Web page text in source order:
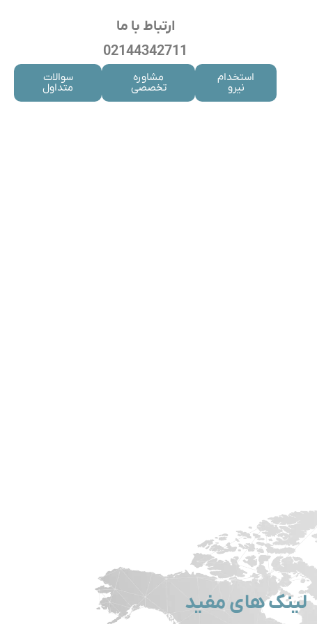
ارتباط با ما
02144342711
استخدام
نیرو
مشاوره
تخصصی
سوالات
متداول
لینک های مفید